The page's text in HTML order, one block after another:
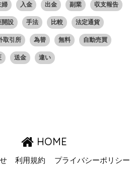
婦 入金 出金 副業 収支報告
開設 手法 比較 法定通貨
取引所 為替 無料 自動売買
送金 違い
HOME
利用規約 プライバシーポリシー